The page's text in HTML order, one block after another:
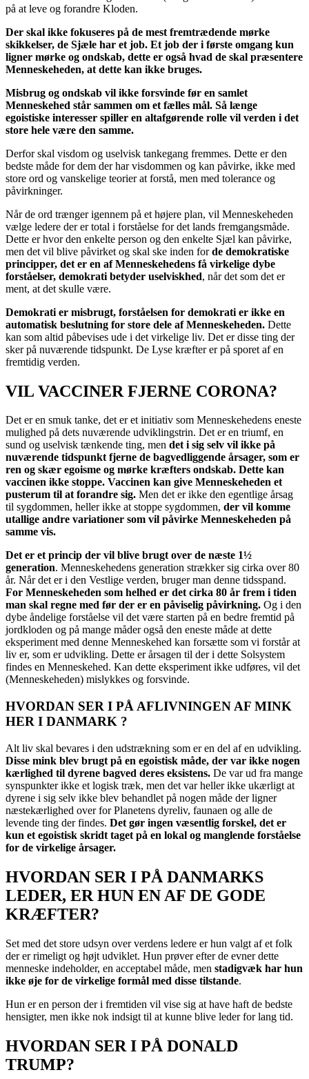
på at leve og forandre Kloden.
Der skal ikke fokuseres på de mest fremtrædende mørke
skikkelser, de Sjæle har et job. Et job der i første omgang kun
ligner mørke og ondskab, dette er også hvad de skal præsentere
Menneskeheden, at dette kan ikke bruges.
Misbrug og ondskab vil ikke forsvinde før en samlet
Menneskehed står sammen om et fælles mål. Så længe
egoistiske interesser spiller en altafgørende rolle vil verden i det
store hele være den samme.
Derfor skal visdom og uselvisk tankegang fremmes. Dette er den
bedste måde for dem der har visdommen og kan påvirke, ikke med
store ord og vanskelige teorier at forstå, men med tolerance og
påvirkninger.
Når de ord trænger igennem på et højere plan, vil Menneskeheden
vælge ledere der er total i forståelse for det lands fremgangsmåde.
Dette er hvor den enkelte person og den enkelte Sjæl kan påvirke,
men det vil blive påvirket og skal ske inden forde demokratiske
principper, det er en af Menneskehedens få virkelige dybe
forståelser, demokrati betyder uselviskhed, når det som det er
ment, at det skulle være.
Demokrati er misbrugt, forståelsen for demokrati er ikke en
automatisk beslutning for store dele af Menneskeheden. Dette
kan som altid påbevises ude i det virkelige liv. Det er disse ting der
sker på nuværende tidspunkt. De Lyse kræfter er på sporet af en
fremtidig verden.
VIL VACCINER FJERNE CORONA?
Det er en smuk tanke, det er et initiativ som Menneskehedens eneste
mulighed på dets nuværende udviklingstrin. Det er en triumf, en
sund og uselvisk tænkende ting, men det i sig selv vil ikke på
nuværende tidspunkt fjerne de bagvedliggende årsager, som er
ren og skær egoisme og mørke kræfters ondskab. Dette kan
vaccinen ikke stoppe. Vaccinen kan give Menneskeheden et
pusterum til at forandre sig. Men det er ikke den egentlige årsag
til sygdommen, heller ikke at stoppe sygdommen, der vil komme
utallige andre variationer som vil påvirke Menneskeheden på
samme vis.
Det er et princip der vil blive brugt over de næste 1½
generation. Menneskehedens generation strækker sig cirka over 80
år. Når det er i den Vestlige verden, bruger man denne tidsspand.
For Menneskeheden som helhed er det cirka 80 år frem i tiden
man skal regne med før der er en påviselig påvirkning. Og i den
dybe åndelige forståelse vil det være starten på en bedre fremtid på
jordkloden og på mange måder også den eneste måde at dette
eksperiment med denne Menneskehed kan forsætte som vi forstår at
liv er, som er udvikling. Dette er årsagen til der i dette Solsystem
findes en Menneskehed. Kan dette eksperiment ikke udføres, vil det
(Menneskeheden) mislykkes og forsvinde.
HVORDAN SER I PÅ AFLIVNINGEN AF MINK
HER I DANMARK ?
Alt liv skal bevares i den udstrækning som er en del af en udvikling.
Disse mink blev brugt på en egoistisk måde, der var ikke nogen
kærlighed til dyrene bagved deres eksistens. De var ud fra mange
synspunkter ikke et logisk træk, men det var heller ikke ukærligt at
dyrene i sig selv ikke blev behandlet på nogen måde der ligner
næstekærlighed over for Planetens dyreliv, faunaen og alle de
levende ting der findes. Det gør ingen væsentlig forskel, det er
kun et egoistisk skridt taget på en lokal og manglende forståelse
for de virkelige årsager.
HVORDAN SER I PÅ DANMARKS
LEDER, ER HUN EN AF DE GODE
KRÆFTER?
Set med det store udsyn over verdens ledere er hun valgt af et folk
der er rimeligt og højt udviklet. Hun prøver efter de evner dette
menneske indeholder, en acceptabel måde, men stadigvæk har hun
ikke øje for de virkelige formål med disse tilstande.
Hun er en person der i fremtiden vil vise sig at have haft de bedste
hensigter, men ikke nok indsigt til at kunne blive leder for lang tid.
HVORDAN SER I PÅ DONALD
TRUMP?